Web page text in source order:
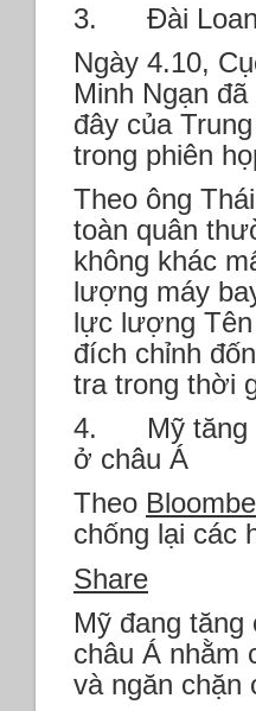
3. Đài Loan
Ngày 4.10,
Minh Ngạn
đây của
trong phiên
Theo ông
toàn quân
không khác
lượng máy
lực lượng
đích chỉnh
tra trong thời
4. Mỹ tăng
ở châu Á
Theo
chống lại các
Share
Mỹ đang
châu Á nhằm
và ngăn chặn